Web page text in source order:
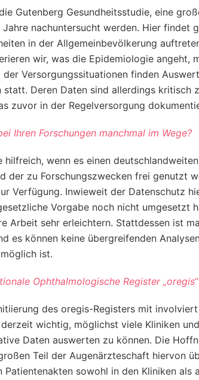
Gutenberg Gesundheitsstudie, eine
Jahre nachuntersucht werden. Hier findet
in der Allgemeinbevölkerung
wir, was die Epidemiologie angeht,
Versorgungssituationen finden
statt. Deren Daten sind allerdings kritisch
zuvor in der Regelversorgung
Ihren Forschungen manchmal im Wege?
wenn es einen
der zu Forschungszwecken frei genutzt
Verfügung. Inwieweit der Datenschutz
Vorgabe noch nicht umgesetzt
Arbeit sehr erleichtern. Stattdessen ist
es können keine übergreifenden
ist.
Ophthalmologische Register
des oregis-Registers mit
wichtig, möglichst viele Kliniken
Daten auswerten zu können. Die
Teil der Augenärzteschaft hiervon
Patientenakten sowohl in den Kliniken als